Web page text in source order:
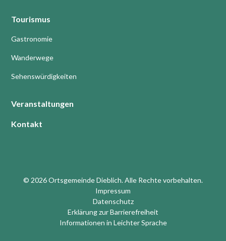
Tourismus
Gastronomie
Wanderwege
Sehenswürdigkeiten
Veranstaltungen
Kontakt
Impressum
Datenschutz
Erklärung zur Barrierefreiheit
Informationen in Leichter Sprache
© 2026 Ortsgemeinde Dieblich. Alle Rechte vorbehalten.